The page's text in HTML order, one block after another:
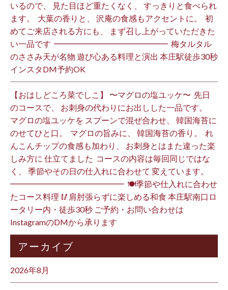
いるので、 見た目ほど重たくなく、 すっきりと食べられ
ます。 ⁡ 大葉の香りと、 沢庵の食感もアクセントに。 ⁡ 初
めてご来店される方にも、 まず召し上がっていただきた
い一品です️ ⁡ ━━━━━━━━━━━━━━ ⁡ 梅タルタル
のささみ天が名物 遊び心ある料理と演出 本庄駅徒歩30秒
インスタDM予約OK ⁡
【おはしどころ菜でしこ】 〜マグロの塩ユッケ〜 ⁡ 先日
のコースで、 お刺身の代わりにお出しした一品です。 ⁡
マグロの塩ユッケを スプーンで混ぜ合わせ、 韓国海苔に
のせてひと口。 ⁡ マグロの旨みに、 韓国海苔の香り。 ⁡ れ
んこんチップの食感も加わり、 お刺身とはまた違った楽
しみ方に 仕立てました️ ⁡ コースの内容は毎回同じではな
く、 季節やその日の仕入れに合わせて 変えています。 ⁡
━━━━━━━━━━━━━━ ⁡ 🍽季節や仕入れに合わせ
たコース料理 🥢肩肘張らずに楽しめる和食 本庄駅南口ロ
ータリー内・徒歩30秒 ご予約・お問い合わせは
InstagramのDMから承ります ⁡
アーカイブ
2026年8月